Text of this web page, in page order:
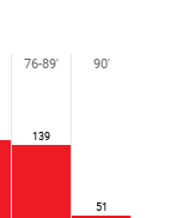
139
51
76-89' 90'